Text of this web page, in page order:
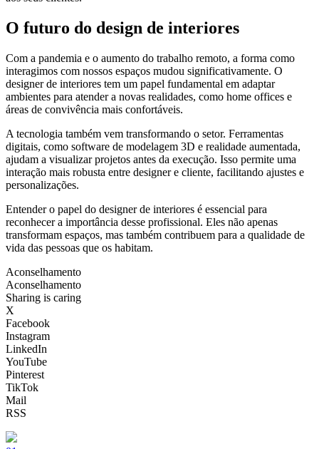
O futuro do design de interiores
Com a pandemia e o aumento do trabalho remoto, a forma como
interagimos com nossos espaços mudou significativamente. O
designer de interiores tem um papel fundamental em adaptar
ambientes para atender a novas realidades, como home offices e
áreas de convivência mais confortáveis.
A tecnologia também vem transformando o setor. Ferramentas
digitais, como software de modelagem 3D e realidade aumentada,
ajudam a visualizar projetos antes da execução. Isso permite uma
interação mais robusta entre designer e cliente, facilitando ajustes e
personalizações.
Entender o papel do designer de interiores é essencial para
reconhecer a importância desse profissional. Eles não apenas
transformam espaços, mas também contribuem para a qualidade de
vida das pessoas que os habitam.
Aconselhamento
Aconselhamento
Sharing is caring
X
Facebook
Instagram
LinkedIn
YouTube
Pinterest
TikTok
Mail
RSS